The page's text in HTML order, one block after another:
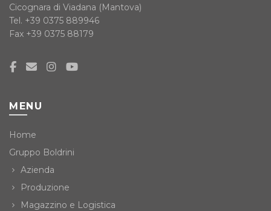
Cicognara di Viadana (Mantova)
Tel. +39 0375 889946
Fax +39 0375 88179
MENU
Home
Gruppo Boldrini
Azienda
Produzione
Magazzino e Logistica